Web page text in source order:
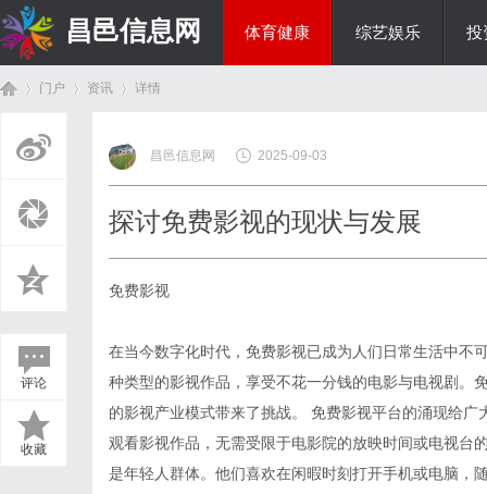
昌邑信息网 体育健康 综艺娱乐 投
门户 资讯
›
详情
评论
收藏
昌邑信息网 2025-09-03
探讨免费影视的现状与发展
免费影视
在当今数字化时代，免费影视已成为人们日常生活中不
种类型的影视作品，享受不花一分钱的电影与电视剧。
的影视产业模式带来了挑战。 免费影视平台的涌现给
观看影视作品，无需受限于电影院的放映时间或电视台
是年轻人群体。他们喜欢在闲暇时刻打开手机或电脑，